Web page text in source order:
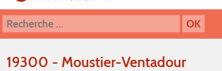
19300 - Moustier-Ventadour